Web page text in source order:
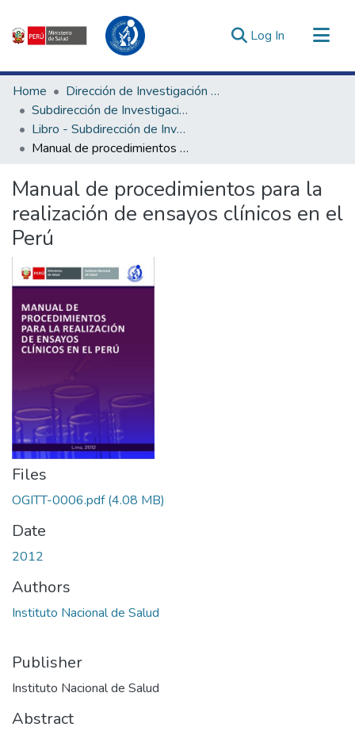
Log In (current)
Communities & Collections
All of DSpace
Statistics
Estadísticas Externas
Enlaces de interés ▾
Home
Dirección de Investigación e Innovación en Salud
Subdirección de Investigación en Salud
Libro - Subdirección de Investigación en Salud
Manual de procedimientos para la realización de ensayos clínicos en el Perú
Manual de procedimientos para la
realización de ensayos clínicos en el
Perú
Files
OGITT-0006.pdf(4.08 MB)
Date
2012
Authors
Instituto Nacional de Salud
Publisher
Instituto Nacional de Salud
Abstract